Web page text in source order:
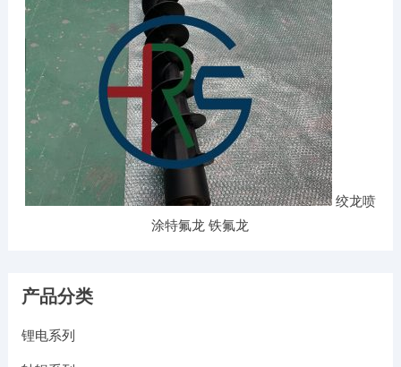
绞龙喷
涂特氟龙 铁氟龙
产品分类
锂电系列